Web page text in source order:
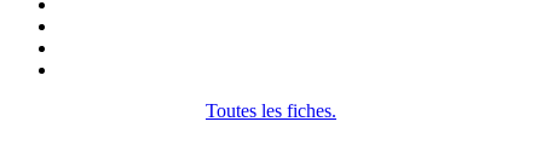
Toutes les fiches.